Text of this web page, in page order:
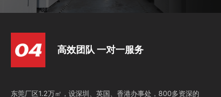
高效团队 一对一服务
东莞厂区1.2万㎡，设深圳、英国、香港办事处，800多资深的